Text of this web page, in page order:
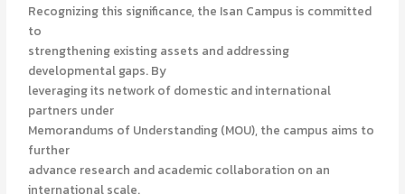
Recognizing this significance, the Isan Campus is committed
to
strengthening existing assets and addressing
developmental gaps. By
leveraging its network of domestic and international
partners under
Memorandums of Understanding (MOU), the campus aims to
further
advance research and academic collaboration on an
international scale.